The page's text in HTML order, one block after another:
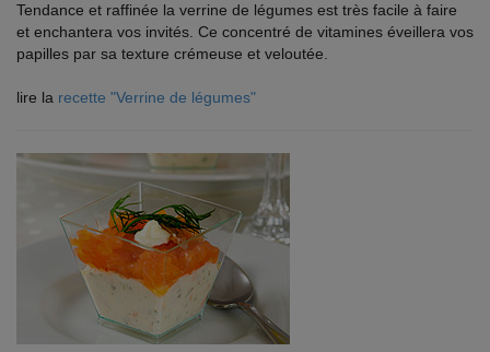
Tendance et raffinée la verrine de légumes est très facile à faire
et enchantera vos invités. Ce concentré de vitamines éveillera vos
papilles par sa texture crémeuse et veloutée.
lire la recette "Verrine de légumes"